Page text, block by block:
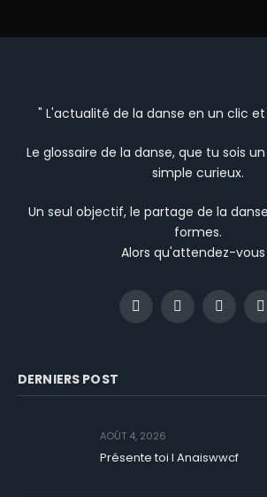
" L'actualité de la danse en un clic
Le glossaire de la danse, que tu sois
simple curieux.
Un seul objectif, le partage de la
formes.
Alors qu'attendez-vous
FacebookInstagramYouTube
DERNIERS POST
AOÛT 4, 2026
Présente toi I Anaiswwcf